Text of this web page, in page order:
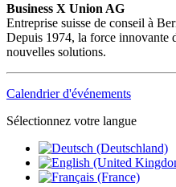
Business X Union AG
Entreprise suisse de conseil à
Depuis 1974, la force innovante
nouvelles solutions.
Calendrier d'événements
Sélectionnez votre langue